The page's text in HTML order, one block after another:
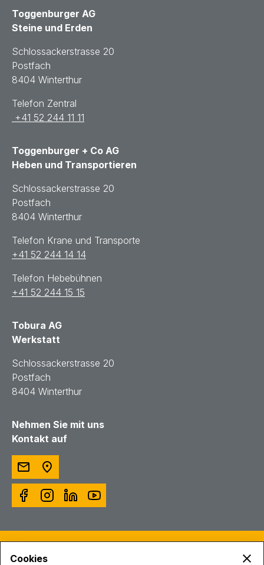
Toggenburger AG
Steine und Erden
Schlossackerstrasse 20
Postfach
8404 Winterthur
Telefon Zentral
+41 52 244 11 11
Toggenburger + Co AG
Heben und Transportieren
Schlossackerstrasse 20
Postfach
8404 Winterthur
Telefon Krane und Transporte
+41 52 244 14 14
Telefon Hebebühnen
+41 52 244 15 15
Tobura AG
Werkstatt
Schlossackerstrasse 20
Postfach
8404 Winterthur
Nehmen Sie mit uns
Kontakt auf
Intranet
Cookies